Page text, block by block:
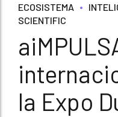
ECOSISTEMA
SCIENTIFIC
la Expo